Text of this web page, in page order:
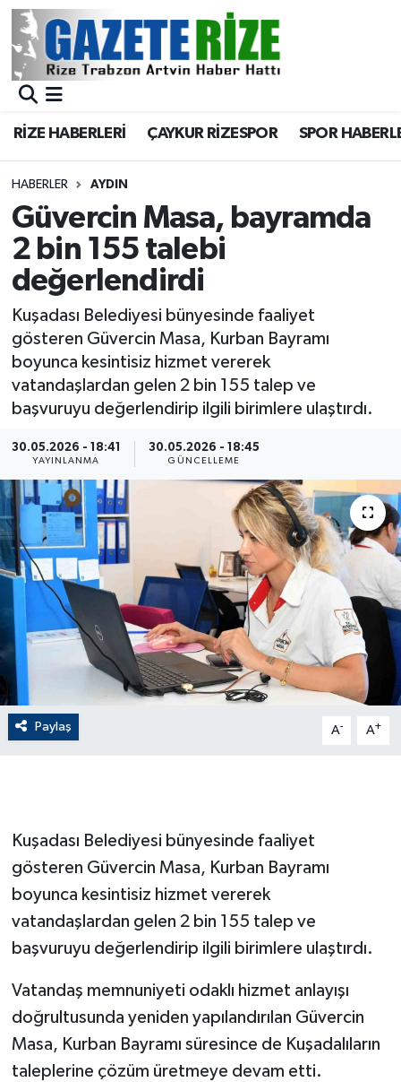
RİZE HABERLERİ ÇAYKUR RİZESPOR SPOR
HABERLER AYDIN
Güvercin Masa, bayramda
2 bin 155 talebi
değerlendirdi
Kuşadası Belediyesi bünyesinde faaliyet
gösteren Güvercin Masa, Kurban Bayramı
boyunca kesintisiz hizmet vererek
vatandaşlardan gelen 2 bin 155 talep ve
başvuruyu değerlendirip ilgili birimlere ulaştırdı.
30.05.2026 - 18:41
YAYINLANMA
30.05.2026 - 18:45
GÜNCELLEME
Paylaş A- A+
Kuşadası Belediyesi bünyesinde faaliyet
gösteren Güvercin Masa, Kurban Bayramı
boyunca kesintisiz hizmet vererek
vatandaşlardan gelen 2 bin 155 talep ve
başvuruyu değerlendirip ilgili birimlere ulaştırdı.
Vatandaş memnuniyeti odaklı hizmet anlayışı
doğrultusunda yeniden yapılandırılan Güvercin
Masa, Kurban Bayramı süresince de Kuşadalıların
taleplerine çözüm üretmeye devam etti.
BÖLGEMİZ
Asayiş
Rize Jandarma Komutanlığı
Bilim Teknoloji
Bölge
Advertising news
Canlı Maç
Dış Haberler
Dünya
EĞİTİM
EKONOMİ
English News
GENEL
GÜNDEM
HABERDE İNSAN
İNSAN
İş Dünyası
Merkez Nöbetçi Eczaneler
Merkez Trafik Yoğunluk Haritası
Süper Lig Puan Durumu ve Fikstür
Tüm Manşetler
Son Dakika Haberleri
Haber Arşivi